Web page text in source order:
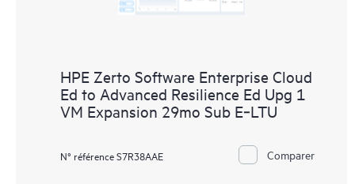
HPE Zerto Software Enterprise Cloud
Ed to Advanced Resilience Ed Upg 1
VM Expansion 29mo Sub E‑LTU
N° référence S7R38AAE Comparer